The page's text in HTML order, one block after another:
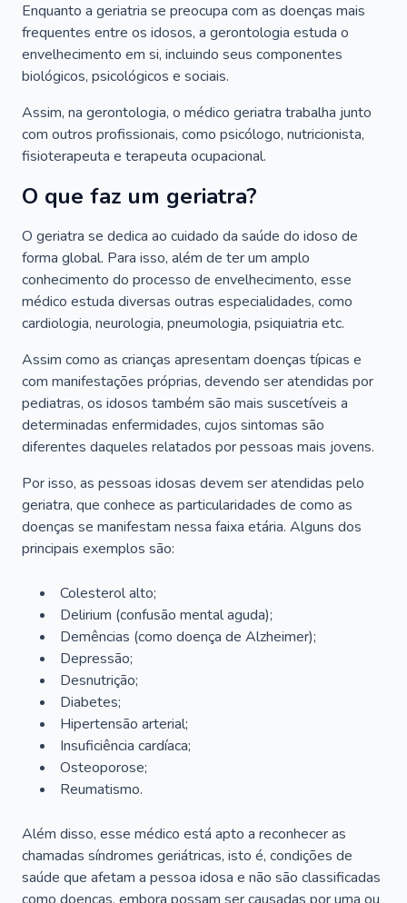
Enquanto a geriatria se preocupa com as doenças mais
frequentes entre os idosos, a gerontologia estuda o
envelhecimento em si, incluindo seus componentes
biológicos, psicológicos e sociais.
Assim, na gerontologia, o médico geriatra trabalha junto
com outros profissionais, como psicólogo, nutricionista,
fisioterapeuta e terapeuta ocupacional.
O que faz um geriatra?
O geriatra se dedica ao cuidado da saúde do idoso de
forma global. Para isso, além de ter um amplo
conhecimento do processo de envelhecimento, esse
médico estuda diversas outras especialidades, como
cardiologia, neurologia, pneumologia, psiquiatria etc.
Assim como as crianças apresentam doenças típicas e
com manifestações próprias, devendo ser atendidas por
pediatras, os idosos também são mais suscetíveis a
determinadas enfermidades, cujos sintomas são
diferentes daqueles relatados por pessoas mais jovens.
Por isso, as pessoas idosas devem ser atendidas pelo
geriatra, que conhece as particularidades de como as
doenças se manifestam nessa faixa etária. Alguns dos
principais exemplos são:
Colesterol alto;
Delirium (confusão mental aguda);
Demências (como doença de Alzheimer);
Depressão;
Desnutrição;
Diabetes;
Hipertensão arterial;
Insuficiência cardíaca;
Osteoporose;
Reumatismo.
Além disso, esse médico está apto a reconhecer as
chamadas síndromes geriátricas, isto é, condições de
saúde que afetam a pessoa idosa e não são classificadas